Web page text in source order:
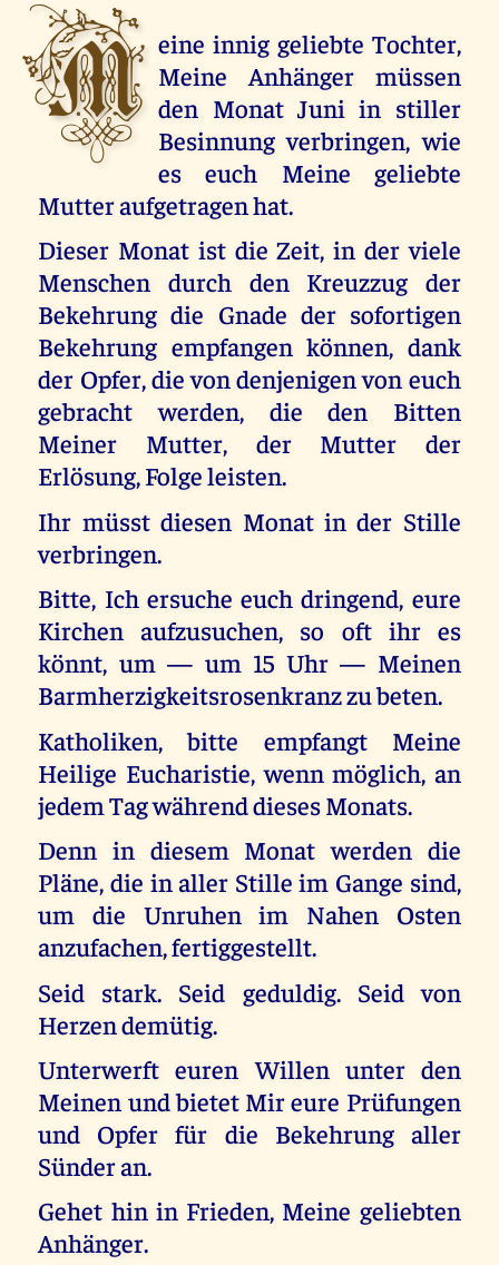
M eine innig geliebte Tochter,
Meine Anhänger müssen
den Monat Juni in stiller
Besinnung verbringen, wie
es euch Meine geliebte
Mutter aufgetragen hat.
Dieser Monat ist die Zeit, in der viele
Menschen durch den Kreuzzug der
Bekehrung die Gnade der sofortigen
Bekehrung empfangen können, dank
der Opfer, die von denjenigen von euch
gebracht werden, die den Bitten
Meiner Mutter, der Mutter der
Erlösung, Folge leisten.
Ihr müsst diesen Monat in der Stille
verbringen.
Bitte, Ich ersuche euch dringend, eure
Kirchen aufzusuchen, so oft ihr es
könnt, um — um 15 Uhr — Meinen
Barmherzigkeitsrosenkranz zu beten.
Katholiken, bitte empfangt Meine
Heilige Eucharistie, wenn möglich, an
jedem Tag während dieses Monats.
Denn in diesem Monat werden die
Pläne, die in aller Stille im Gange sind,
um die Unruhen im Nahen Osten
anzufachen, fertiggestellt.
Seid stark. Seid geduldig. Seid von
Herzen demütig.
Unterwerft euren Willen unter den
Meinen und bietet Mir eure Prüfungen
und Opfer für die Bekehrung aller
Sünder an.
Gehet hin in Frieden, Meine geliebten
Anhänger.